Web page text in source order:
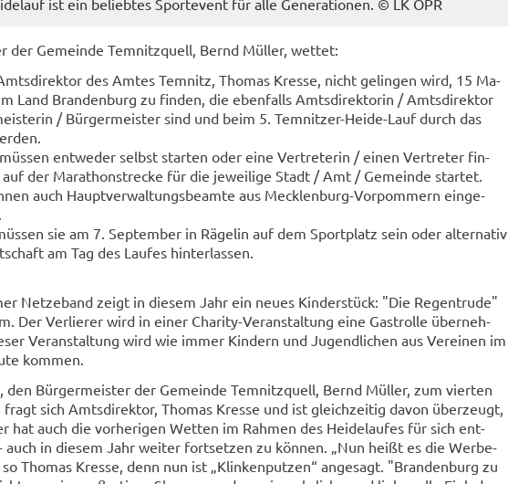
der Ge­mein­de Tem­nitz­quell, Bernd Mül­ler, wet­tet:
des Amtes Tem­nitz, Tho­mas Kres­se, nicht ge­lin­gen wird, 15 Ma­
Land Bran­den­burg zu fin­den, die eben­falls Amts­di­rek­to­rin / Amts­di­rek­tor
/ Bür­ger­meis­ter sind und beim 5. Temnitzer-​Heide-Lauf durch das
ent­we­der selbst star­ten oder eine Ver­tre­te­rin / einen Ver­tre­ter fin­
der Ma­ra­thon­stre­cke für die je­wei­li­ge Stadt / Amt / Ge­mein­de star­tet.
auch Haupt­ver­wal­tungs­be­am­te aus Mecklenburg-​Vorpommern ein­ge­
sie am 7. Sep­tem­ber in Rä­ge­lin auf dem Sport­platz sein oder al­ter­na­tiv
am Tag des Lau­fes hin­ter­las­sen.
Net­ze­band zeigt in die­sem Jahr ein neues Kin­der­stück: "Die Re­gen­tru­de"
Der Ver­lie­rer wird in einer Charity-​Veranstaltung eine Gast­rol­le über­neh­
Ver­an­stal­tung wird wie immer Kin­dern und Ju­gend­li­chen aus Ver­ei­nen im
kom­men.
den Bür­ger­meis­ter der Ge­mein­de Tem­nitz­quell, Bernd Mül­ler, zum vier­ten
fragt sich Amts­di­rek­tor, Tho­mas Kres­se und ist gleich­zei­tig davon über­zeugt,
hat auch die vor­he­ri­gen Wet­ten im Rah­men des Hei­de­lau­fes für sich ent­
auch in die­sem Jahr wei­ter fort­set­zen zu kön­nen. „Nun heißt es die Wer­be­
Tho­mas Kres­se, denn nun ist „Klin­ken­put­zen“ an­ge­sagt. "Bran­den­burg zu